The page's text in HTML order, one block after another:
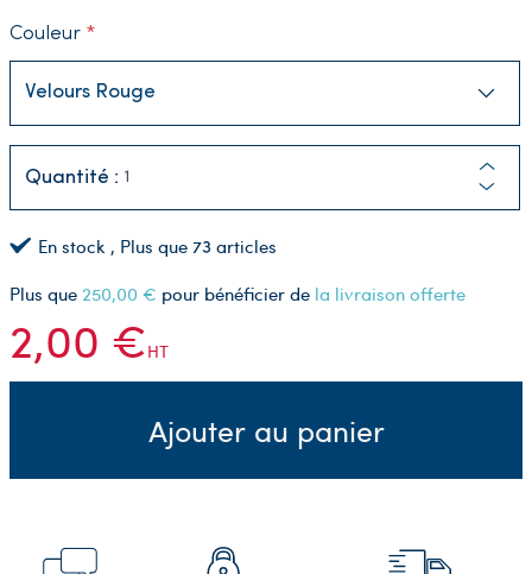
Couleur
Quantité :
En stock , Plus que 73 articles
Plus que 250,00 € pour bénéficier de la livraison offerte
2,00 €HT
Ajouter au panier